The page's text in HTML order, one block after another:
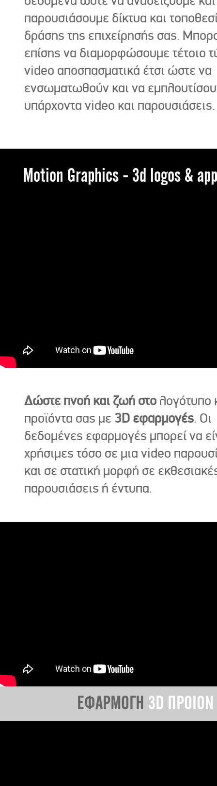
παρουσιάσουμε δίκτυα και
δράσης της επιχείρησής σας.
επίσης να διαμορφώσουμε τέτοιο
video αποσπασματικά έτσι ώστε να
ενσωματωθούν και να
υπάρχοντα video και παρουσιάσεις.
Motion Graphics - 3d logos &
Δώστε πνοή και ζωή στο λογότυπο
προϊόντα σας με 3D εφαρμογές. Οι
δεδομένες εφαρμογές μπορεί να
χρήσιμες τόσο σε μια video
και σε στατική μορφή σε
παρουσιάσεις ή έντυπα.
ΕΦΑΡΜΟΓΗ 3D ΠΡΟΙΟΝ